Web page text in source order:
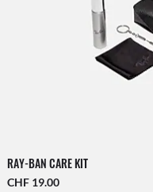
RAY-BAN CARE KIT
CHF 19.00